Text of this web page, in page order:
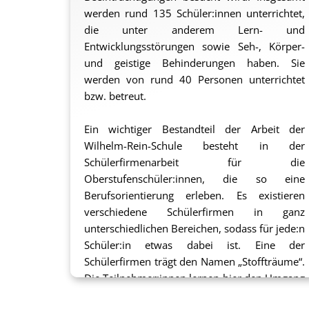
Ab August findet das Projekt „Wir können
mehr – Kleidung selbst genäht – Es Rockt!“
statt. Hier machen sich die Schüler:innen dann
an die Herstellung von Kleidungsstücken.
Damit es Ihnen nicht an Material mangelt, hat
sich ProFiliis im Rahmen der
Materialkosten für das Projekt zu
übernehmen. Außerdem stellt ProFiliis
finanzielle Mittel zur Anschaffung von zwei
professionellen Nähmaschinen bereit, damit
auch Stoffe, die schwerer zu verarbeiten sind,
eingesetzt werden können.
sh
werden rund 135 Schüler:innen unterrichtet,
die unter anderem Lern- und
Entwicklungsstörungen sowie Seh-, Körper-
und geistige Behinderungen haben. Sie
werden von rund 40 Personen unterrichtet
bzw. betreut.
Ein wichtiger Bestandteil der Arbeit der
Wilhelm-Rein-Schule besteht in der
Schülerfirmenarbeit für die
Oberstufenschüler:innen, die so eine
Berufsorientierung erleben. Es existieren
verschiedene Schülerfirmen in ganz
unterschiedlichen Bereichen, sodass für jede:n
Schüler:in etwas dabei ist. Eine der
Schülerfirmen trägt den Namen „Stoffträume“.
Die Teilnehmer:innen lernen hier den Umgang